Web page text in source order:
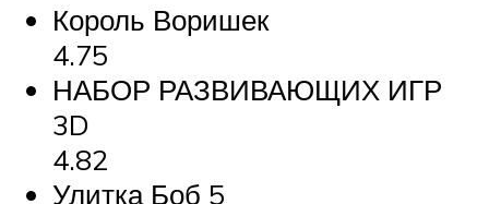
Король Воришек
4.75
НАБОР РАЗВИВАЮЩИХ ИГР
3D
4.82
Улитка Боб 5